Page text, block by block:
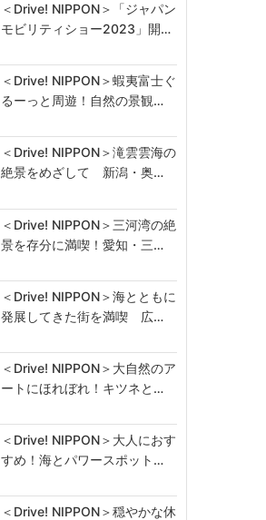
＜Drive! NIPPON＞「ジャパン
モビリティショー2023」開…
＜Drive! NIPPON＞蝦夷富士ぐ
るーっと周遊！自然の景観…
＜Drive! NIPPON＞滝雲雲海の
絶景をめざして 新潟・奥…
＜Drive! NIPPON＞三河湾の絶
景を存分に満喫！愛知・三…
＜Drive! NIPPON＞海とともに
発展してきた街を満喫 広…
＜Drive! NIPPON＞大自然のア
ートにほれぼれ！キツネと…
＜Drive! NIPPON＞大人におす
すめ！海とパワースポット…
＜Drive! NIPPON＞穏やかな休